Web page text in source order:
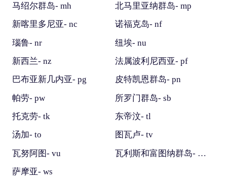
马绍尔群岛- mh
北马里亚纳群岛- mp
新喀里多尼亚- nc
诺福克岛- nf
瑙鲁- nr
纽埃- nu
新西兰- nz
法属波利尼西亚- pf
巴布亚新几内亚- pg
皮特凯恩群岛- pn
帕劳- pw
所罗门群岛- sb
托克劳- tk
东帝汶- tl
汤加- to
图瓦卢- tv
瓦努阿图- vu
瓦利斯和富图纳群岛- wf
萨摩亚- ws